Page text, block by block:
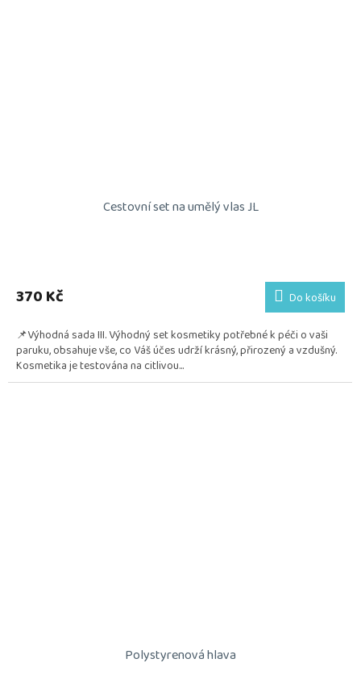
Cestovní set na umělý vlas JL
produktu
je
z
5
hvězdiček.
370 Kč Do košíku
📌Výhodná sada III. Výhodný set kosmetiky potřebné k péči o vaši
paruku, obsahuje vše, co Váš účes udrží krásný, přirozený a vzdušný.
Kosmetika je testována na citlivou...
Polystyrenová hlava